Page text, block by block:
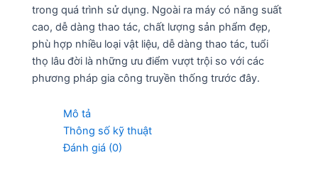
trong quá trình sử dụng. Ngoài ra máy có năng suất
cao, dễ dàng thao tác, chất lượng sản phẩm đẹp,
phù hợp nhiều loại vật liệu, dễ dàng thao tác, tuổi
thọ lâu đời là những ưu điểm vượt trội so với các
phương pháp gia công truyền thống trước đây.
Mô tả
Thông số kỹ thuật
Đánh giá (0)